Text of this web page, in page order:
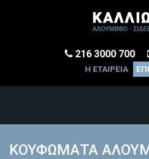
216 3000 700
Η ΕΤΑΙΡΕΙΑ
ΚΟΥΦΩΜΑΤΑ